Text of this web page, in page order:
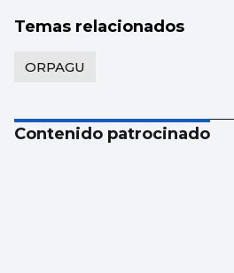
Temas relacionados
ORPAGU
Contenido patrocinado